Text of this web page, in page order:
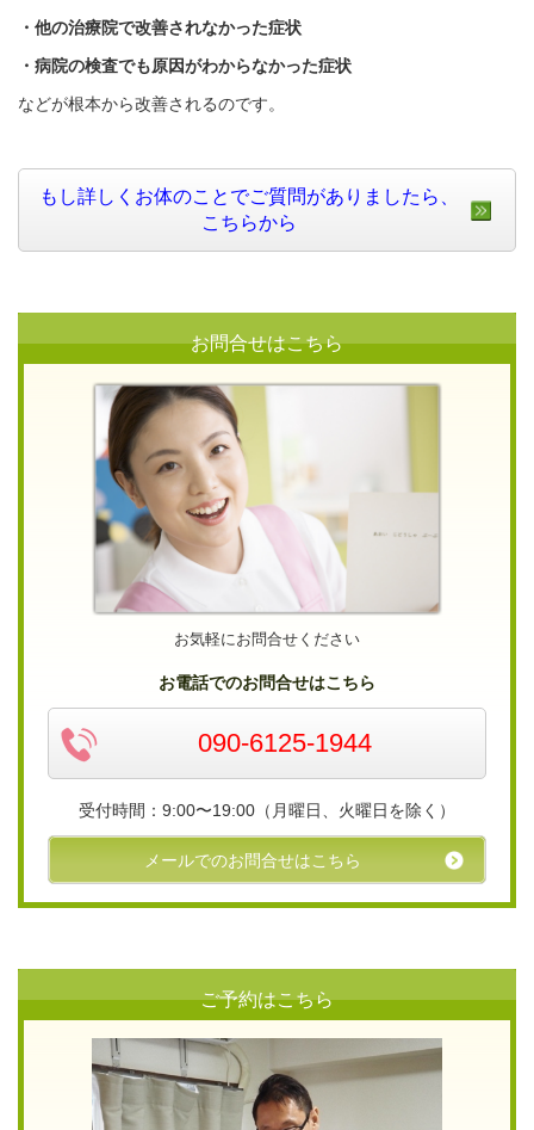
・他の治療院で改善されなかった症状
・ 病院の検査でも原因がわからなかった症状
などが根本から改善されるのです。
もし詳しくお体のことでご質問がありましたら、
こちらから
お問合せはこちら
お気軽にお問合せください
お電話でのお問合せはこちら
090-6125-1944
受付時間：9:00〜19:00（月曜日、火曜日を除く）
メールでのお問合せはこちら
ご予約はこちら